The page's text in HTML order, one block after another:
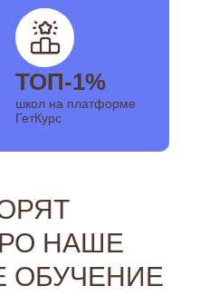
ТОП-1%
школ на платформе
ГетКурс
НАШЕ
ОБУЧЕНИЕ